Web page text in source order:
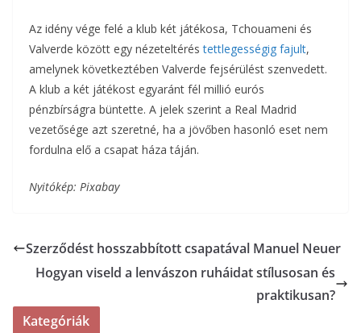
Az idény vége felé a klub két játékosa, Tchouameni és
Valverde között egy nézeteltéréstettlegességig fajult,
amelynek következtében Valverde fejsérülést szenvedett.
A klub a két játékost egyaránt fél millió eurós
pénzbírságra büntette. A jelek szerint a Real Madrid
vezetősége azt szeretné, ha a jövőben hasonló eset nem
fordulna elő a csapat háza táján.
Nyitókép: Pixabay
Szerződést hosszabbított csapatával Manuel Neuer
Hogyan viseld a lenvászon ruháidat stílusosan és
praktikusan?
Kategóriák